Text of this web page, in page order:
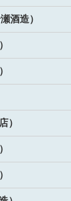
酒造）
）